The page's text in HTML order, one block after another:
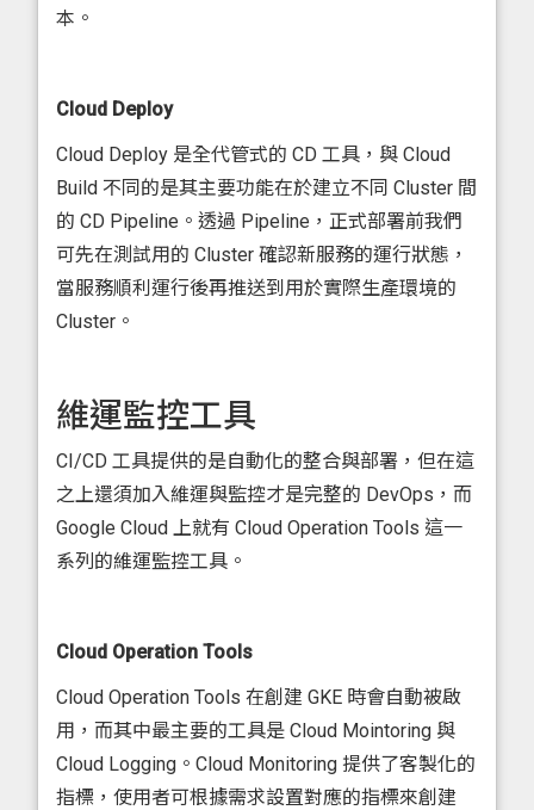
本。
Cloud Deploy
Cloud Deploy 是全代管式的 CD 工具，與 Cloud
Build 不同的是其主要功能在於建立不同 Cluster 間
的 CD Pipeline。透過 Pipeline，正式部署前我們
可先在測試用的 Cluster 確認新服務的運行狀態，
當服務順利運行後再推送到用於實際生產環境的
Cluster。
維運監控工具
CI/CD 工具提供的是自動化的整合與部署，但在這
之上還須加入維運與監控才是完整的 DevOps，而
Google Cloud 上就有 Cloud Operation Tools 這一
系列的維運監控工具。
Cloud Operation Tools
Cloud Operation Tools 在創建 GKE 時會自動被啟
用，而其中最主要的工具是 Cloud Mointoring 與
Cloud Logging。Cloud Monitoring 提供了客製化的
指標，使用者可根據需求設置對應的指標來創建